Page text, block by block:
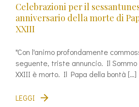
Celebrazioni per il
anniversario della morte di
XXIII
"Con l'animo profondamente
seguente, triste annuncio. Il Sommo
XXIII è morto. Il Papa della bontà […]
LEGGI